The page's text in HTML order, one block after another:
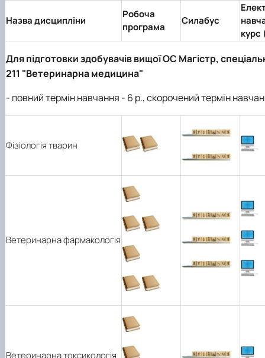
Назва дисципліни
Робоча
програма
Силабус
Для підготовки здобувачів вищої ОС Магістр,
211 "Ветеринарна медицина"
- повний термін навчання - 6 р., скорочений термін
Фізіологія тварин
Ветеринарна фармакологія
Ветеринарна токсикологія